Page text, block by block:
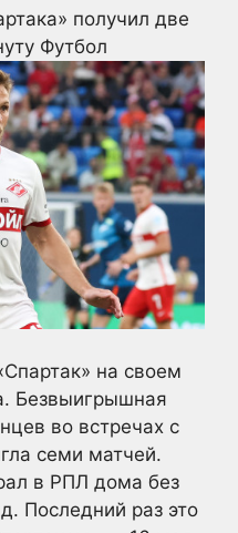
получил две
Футбол
на своем
Безвыигрышная
во встречах с
семи матчей.
в РПЛ дома без
Последний раз это